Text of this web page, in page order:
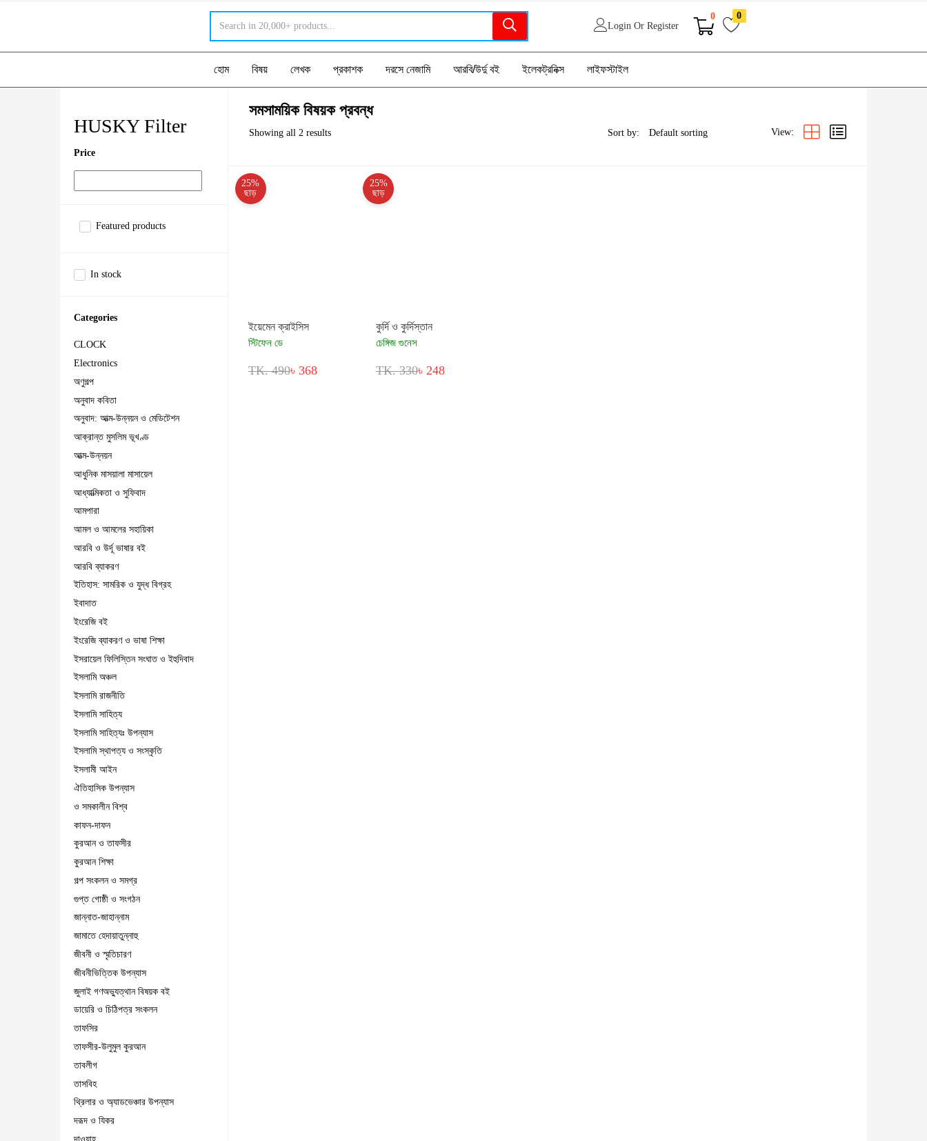
Login Or Register
0 0
হোম বিষয় লেখক প্রকাশক দরসে নেজামি আরবি/উর্দু বই ইলেকট্রনিক্স লাইফস্টাইল
HUSKY Filter
Price
Featured products
In stock
Categories
CLOCK
Electronics
অণুগল্প
অনুবাদ কবিতা
অনুবাদ: আত্ম-উন্নয়ন ও মেডিটেশন
আক্রান্ত মুসলিম ভূখণ্ড
আত্ম-উন্নয়ন
আধুনিক মাসয়ালা মাসায়েল
আধ্যাত্মিকতা ও সুফিবাদ
আমপারা
আমল ও আমলের সহায়িকা
আরবি ও উর্দূ ভাষার বই
আরবি ব্যাকরণ
ইতিহাস: সামরিক ও যুদ্ধ বিগ্রহ
ইবাদাত
ইংরেজি বই
ইংরেজি ব্যাকরণ ও ভাষা শিক্ষা
ইসরায়েল ফিলিস্তিন সংঘাত ও ইহুদিবাদ
ইসলামি অঞ্চল
ইসলামি রাজনীতি
ইসলামি সাহিত্য
ইসলামি সাহিত্যঃ উপন্যাস
ইসলামি স্থাপত্য ও সংস্কৃতি
ইসলামী আইন
ঐতিহাসিক উপন্যাস
ও সমকালীন বিশ্ব
কাফন-দাফন
কুরআন ও তাফসীর
কুরআন শিক্ষা
গল্প সংকলন ও সমগ্র
গুপ্ত গোষ্ঠী ও সংগঠন
জান্নাত-জাহান্নাম
জামাতে হেদায়াতুন্নাহু
জীবনী ও স্মৃতিচারণ
জীবনীভিত্তিক উপন্যাস
জুলাই গণঅভ্যুত্থান বিষয়ক বই
ডায়েরি ও চিঠিপত্র সংকলন
তাফসির
তাফসীর-উলুমুল কুরআন
তাবলীগ
তাসবিহ
থ্রিলার ও অ্যাডভেঞ্চার উপন্যাস
দরূদ ও যিকর
সমসাময়িক বিষয়ক প্রবন্ধ
Showing all 2 results Sort by: View:
25%
ছাড়
ইয়েমেন ক্রাইসিস
স্টিফেন ডে
TK. 490৳ 368
25%
ছাড়
কুর্দি ও কুর্দিস্তান
চেঙ্গিজ গুনেস
TK. 330৳ 248